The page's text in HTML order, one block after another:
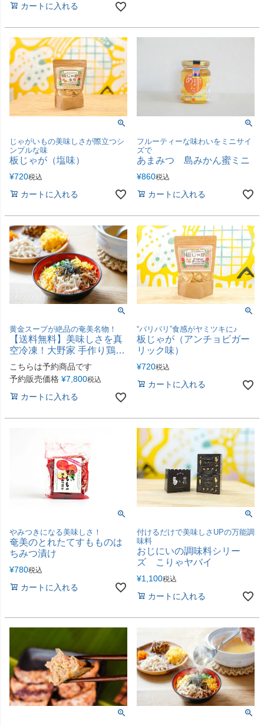
カートに入れる
じゃがいもの美味しさが際立つシ
ンプルな味
板じゃが（塩味）
¥720税込
カートに入れる
フルーティーな味わいをミニサイ
ズで
あまみつ 島みかん蜜ミニ
¥860税込
カートに入れる
黄金スープが絶品の奄美名物！
【送料無料】美味しさを真
空冷凍！大野家 手作り鶏飯
（4人前）
こちらは予約商品です
予約販売価格 ¥7,800税込
カートに入れる
“バリバリ”食感がヤミツキに♪
板じゃが（アンチョビガー
リック味）
¥720税込
カートに入れる
やみつきになる美味しさ！
奄美のとれたてすもものは
ちみつ漬け
¥780税込
カートに入れる
付けるだけで美味しさUPの万能調
味料
おじにいの調味料シリー
ズ こりゃヤバイ
¥1,100税込
カートに入れる